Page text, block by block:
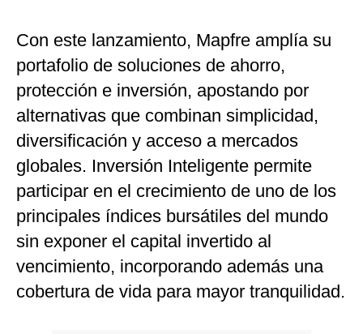
Con este lanzamiento, Mapfre amplía su
portafolio de soluciones de ahorro,
protección e inversión, apostando por
alternativas que combinan simplicidad,
diversificación y acceso a mercados
globales. Inversión Inteligente permite
participar en el crecimiento de uno de los
principales índices bursátiles del mundo
sin exponer el capital invertido al
vencimiento, incorporando además una
cobertura de vida para mayor tranquilidad.